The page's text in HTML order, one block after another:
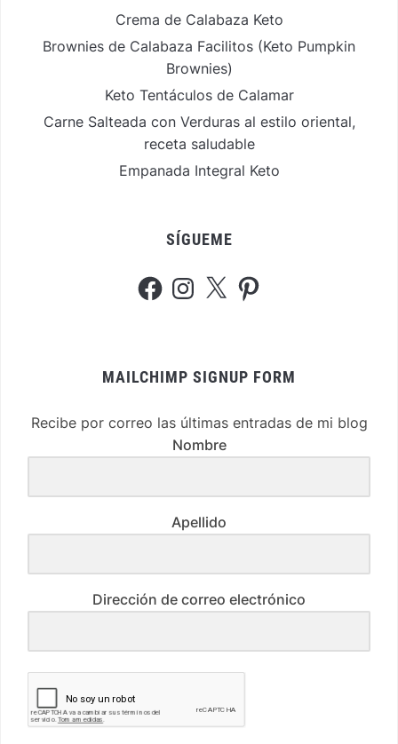
Crema de Calabaza Keto
Brownies de Calabaza Facilitos (Keto Pumpkin
Brownies)
Keto Tentáculos de Calamar
Carne Salteada con Verduras al estilo oriental,
receta saludable
Empanada Integral Keto
SÍGUEME
FacebookInstagram
X Pinterest
MAILCHIMP SIGNUP FORM
Recibe por correo las últimas entradas de mi blog
Nombre
Apellido
Dirección de correo electrónico